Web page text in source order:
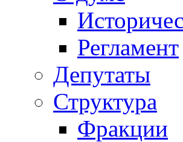
Регламент
Депутаты
Структура
Фракции